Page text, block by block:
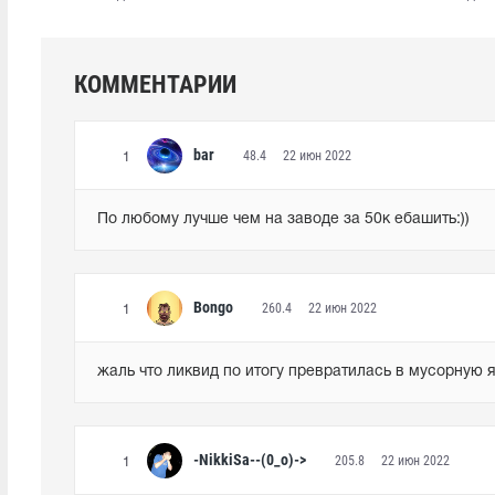
КОММЕНТАРИИ
1 bar 48.4 22 июн 2022
По любому лучше чем на заводе за 50к ебашить:))
1 Bongo 260.4 22 июн 2022
жаль что ликвид по итогу превратилась в мусорную
1 -NikkiSa--(0_o)-> 205.8 22 июн 2022